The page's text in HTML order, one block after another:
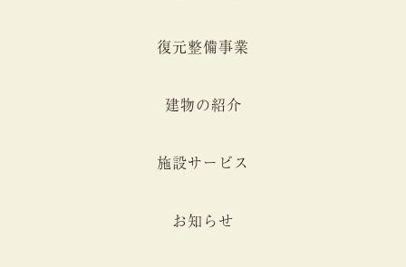
復元整備事業
建物の紹介
施設サービス
お知らせ